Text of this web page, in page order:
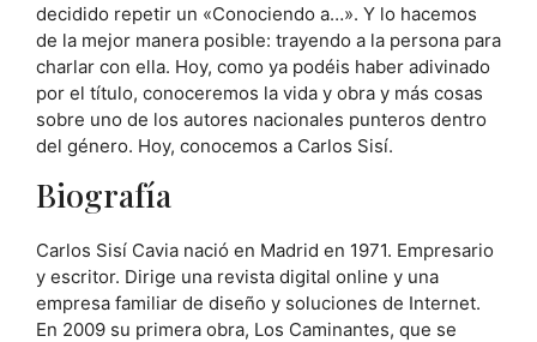
decidido repetir un «Conociendo a…». Y lo hacemos
de la mejor manera posible: trayendo a la persona para
charlar con ella. Hoy, como ya podéis haber adivinado
por el título, conoceremos la vida y obra y más cosas
sobre uno de los autores nacionales punteros dentro
del género. Hoy, conocemos a Carlos Sisí.
Biografía
Carlos Sisí Cavia nació en Madrid en 1971. Empresario
y escritor. Dirige una revista digital online y una
empresa familiar de diseño y soluciones de Internet.
En 2009 su primera obra, Los Caminantes, que se